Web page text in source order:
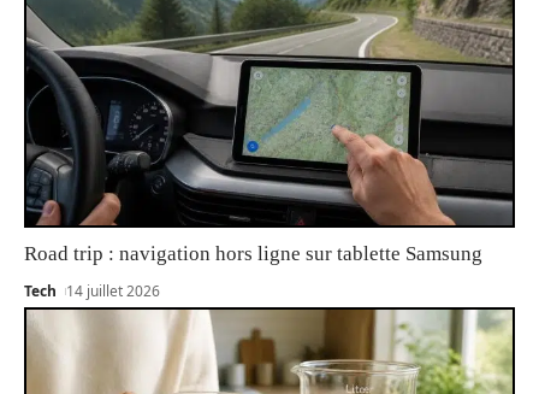
Road trip : navigation hors ligne sur tablette Samsung
Tech 14 juillet 2026